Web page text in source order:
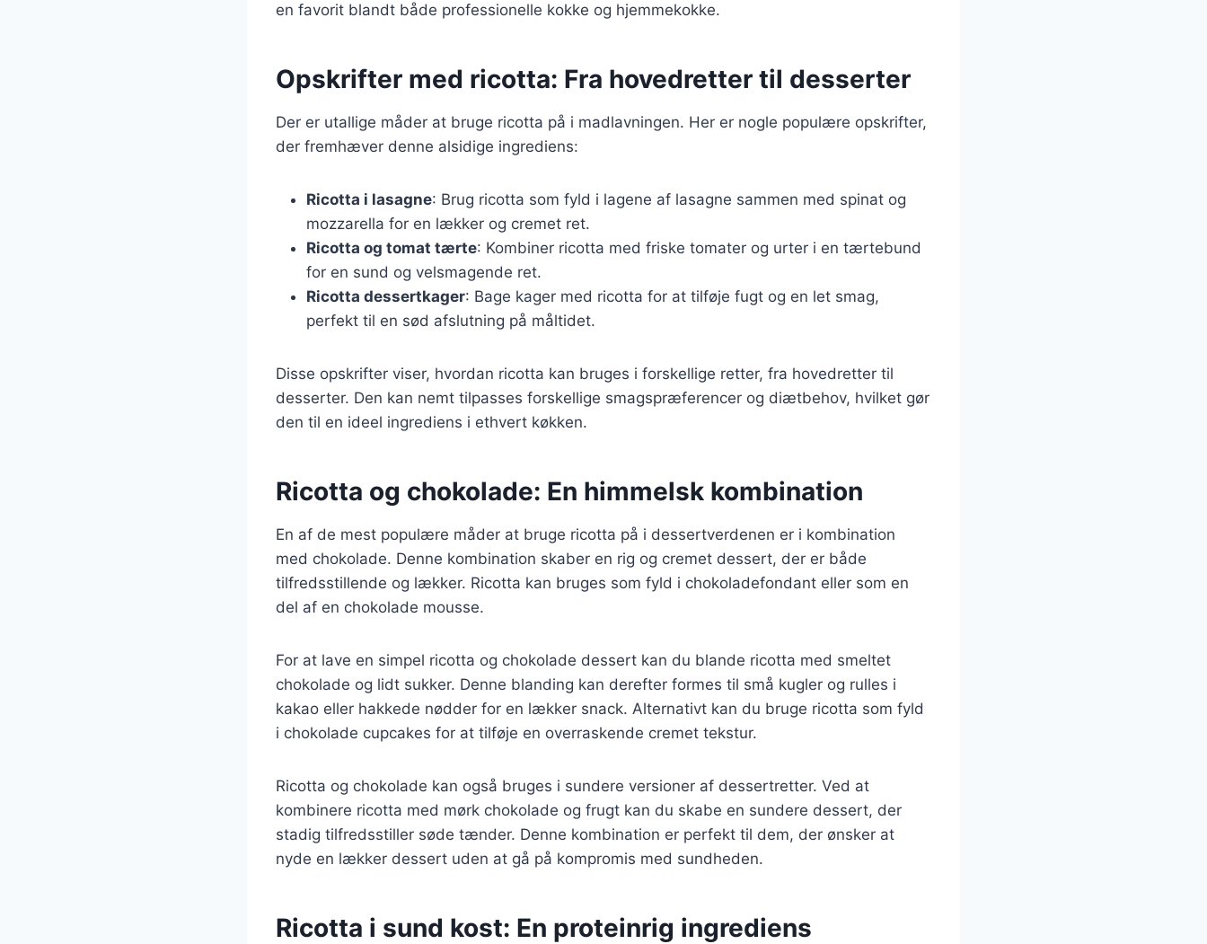
en favorit blandt både professionelle kokke og hjemmekokke.
Opskrifter med ricotta: Fra hovedretter til desserter
Der er utallige måder at bruge ricotta på i madlavningen. Her er nogle populære opskrifter,
der fremhæver denne alsidige ingrediens:
Ricotta i lasagne: Brug ricotta som fyld i lagene af lasagne sammen med spinat og
mozzarella for en lækker og cremet ret.
Ricotta og tomat tærte: Kombiner ricotta med friske tomater og urter i en tærtebund
for en sund og velsmagende ret.
Ricotta dessertkager: Bage kager med ricotta for at tilføje fugt og en let smag,
perfekt til en sød afslutning på måltidet.
Disse opskrifter viser, hvordan ricotta kan bruges i forskellige retter, fra hovedretter til
desserter. Den kan nemt tilpasses forskellige smagspræferencer og diætbehov, hvilket gør
den til en ideel ingrediens i ethvert køkken.
Ricotta og chokolade: En himmelsk kombination
En af de mest populære måder at bruge ricotta på i dessertverdenen er i kombination
med chokolade. Denne kombination skaber en rig og cremet dessert, der er både
tilfredsstillende og lækker. Ricotta kan bruges som fyld i chokoladefondant eller som en
del af en chokolade mousse.
For at lave en simpel ricotta og chokolade dessert kan du blande ricotta med smeltet
chokolade og lidt sukker. Denne blanding kan derefter formes til små kugler og rulles i
kakao eller hakkede nødder for en lækker snack. Alternativt kan du bruge ricotta som fyld
i chokolade cupcakes for at tilføje en overraskende cremet tekstur.
Ricotta og chokolade kan også bruges i sundere versioner af dessertretter. Ved at
kombinere ricotta med mørk chokolade og frugt kan du skabe en sundere dessert, der
stadig tilfredsstiller søde tænder. Denne kombination er perfekt til dem, der ønsker at
nyde en lækker dessert uden at gå på kompromis med sundheden.
Ricotta i sund kost: En proteinrig ingrediens